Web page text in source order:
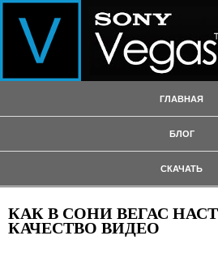
ГЛАВНАЯ
БЛОГ
СКАЧАТЬ
КАК В СОНИ ВЕГАС
КАЧЕСТВО ВИДЕО